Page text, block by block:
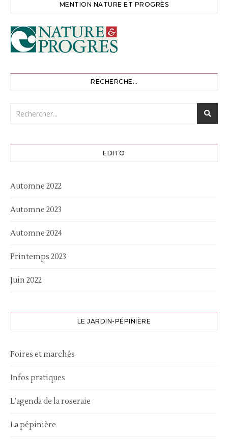
MENTION NATURE ET PROGRÈS
RECHERCHE…
EDITO
Automne 2022
Automne 2023
Automne 2024
Printemps 2023
Juin 2022
LE JARDIN-PÉPINIÈRE
Foires et marchés
Infos pratiques
L’agenda de la roseraie
La pépinière